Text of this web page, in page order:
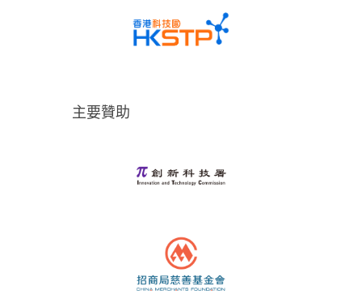
主要贊助